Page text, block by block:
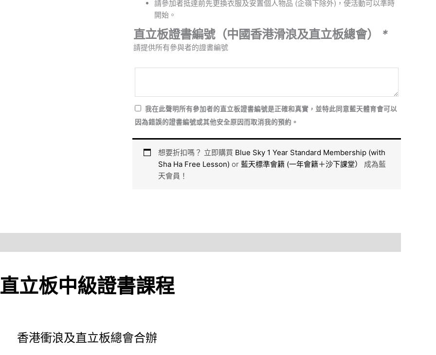
請參加者抵達前先更換衣服及安置個人物品 (企嶺下除外)，使活動可以準時
開始。
直立板證書編號（中國香港滑浪及直立板總會） *
請提供所有參與者的證書編號
我在此聲明所有參加者的直立板證書編號是正確和真實，並特此同意藍天體育會可以
因為錯誤的證書編號或其他安全原因而取消我的預約。
想要折扣嗎？ 立即購買 Blue Sky 1 Year Standard Membership (with
Sha Ha Free Lesson) or 藍天標準會籍 (一年會籍＋沙下課堂）
成為藍
天會員！
直立板中級證書課程
香港衝浪及直立板總會合辦